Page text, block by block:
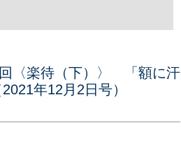
回〈楽待（下）〉 「額に汗
年12月2日号）